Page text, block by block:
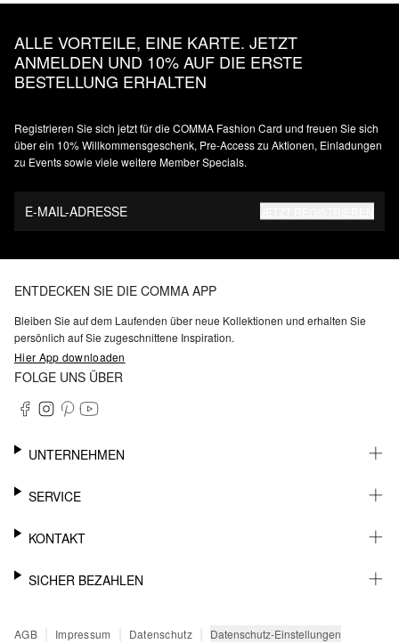
ALLE VORTEILE, EINE KARTE. JETZT
ANMELDEN UND 10% AUF DIE ERSTE
BESTELLUNG ERHALTEN
Registrieren Sie sich jetzt für die COMMA Fashion Card und freuen Sie sich
über ein 10% Willkommensgeschenk, Pre-Access zu Aktionen, Einladungen
zu Events sowie viele weitere Member Specials.
E-MAIL-ADRESSE
ENTDECKEN SIE DIE COMMA APP
Bleiben Sie auf dem Laufenden über neue Kollektionen und erhalten Sie
persönlich auf Sie zugeschnittene Inspiration.
Hier App downloaden
FOLGE UNS ÜBER
UNTERNEHMEN
KARRIERE
BARRIEREFREIHEIT
SERVICE
WHATSAPP
MEIN KONTO
SENDUNGSVERFOLGUNG
KONTAKT
SUPPORT
SICHER BEZAHLEN
PAYPAL
AGB | Impressum | Datenschutz | Datenschutz-Einstellungen